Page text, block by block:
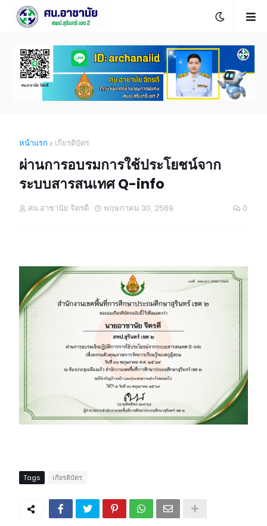
หน้าแรก เกียรติบัตร
ผ่านการอบรมการใช้ประโยชน์จาก
ระบบสารสนเทศ Q-info
ศน.อาชานัย จิตรดี พฤษภาคม 30, 2569 0
Tags เกียรติบัตร